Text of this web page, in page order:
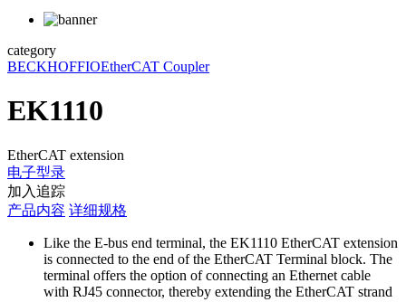
category
BECKHOFFIOEtherCAT Coupler
EK1110
EtherCAT extension
电子型录
加入追踪
产品内容 详细规格
Like the E-bus end terminal, the EK1110 EtherCAT extension
is connected to the end of the EtherCAT Terminal block. The
terminal offers the option of connecting an Ethernet cable
with RJ45 connector, thereby extending the EtherCAT strand